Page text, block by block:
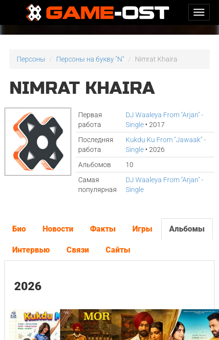
Персоны Персоны на букву "N" Nimrat Khaira
NIMRAT KHAIRA
Первая
работа
DJ Waaleya From "Arjan" -
Single • 2017
Последняя
работа
Kukdu Ku From "Jawaak" -
Single • 2026
Альбомов
10
Самая
популярная
DJ Waaleya From "Arjan" -
Single
Био Новости Факты Игры Альбомы
Интервью Связи Сайты
2026